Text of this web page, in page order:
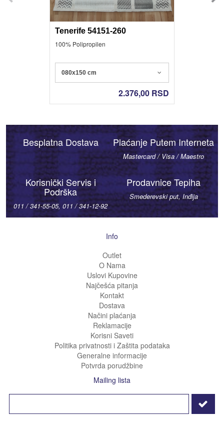
Tenerife 54151-260
100% Polipropilen
080x150 cm
2.376,00 RSD
Besplatna Dostava Plaćanje Putem Interneta
Mastercard / Visa / Maestro
Korisnički Servis i
Podrška
011 / 341-55-05, 011 / 341-12-92
Prodavnice Tepiha
Smederevski put, Inđija
Info
Outlet
O Nama
Uslovi Kupovine
Najčešća pitanja
Kontakt
Dostava
Načini plaćanja
Reklamacije
Korisni Saveti
Politika privatnosti i Zaštita podataka
Generalne informacije
Potvrda porudžbine
Mailing lista